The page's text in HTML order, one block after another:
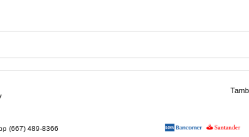
(667) 489-8366